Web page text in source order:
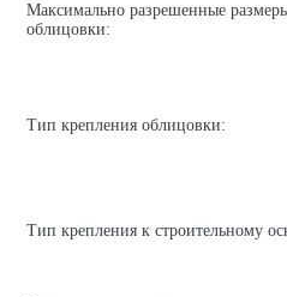
Максимально разрешенные
облицовки:
Тип крепления облицовки:
Тип крепления к строительному